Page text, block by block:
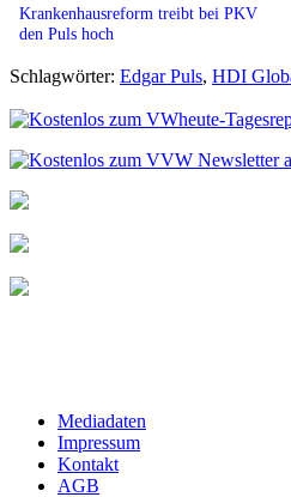
Krankenhausreform treibt bei PKV
den Puls hoch
Schlagwörter: Edgar Puls, HDI
Mediadaten
Impressum
Kontakt
AGB